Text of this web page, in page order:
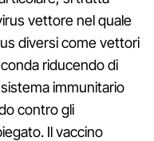
vettore nel quale
diversi come vettori
riducendo di
immunitario
contro gli
Il vaccino